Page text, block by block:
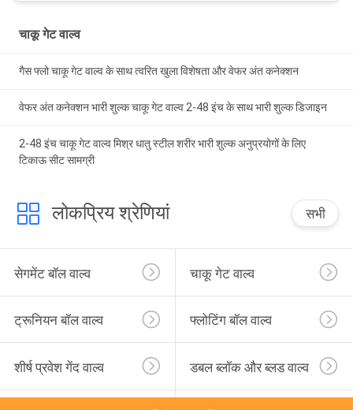
चाकू गेट वाल्व
गैस फ्लो चाकू गेट वाल्व के साथ त्वरित खुला विशेषता और वेफर अंत कनेक्शन
वेफर अंत कनेक्शन भारी शुल्क चाकू गेट वाल्व 2-48 इंच के साथ भारी शुल्क डिजाइन
2-48 इंच चाकू गेट वाल्व मिश्र धातु स्टील शरीर भारी शुल्क अनुप्रयोगों के लिए
टिकाऊ सीट सामग्री
लोकप्रिय श्रेणियां सभी
सेगमेंट बॉल वाल्व चाकू गेट वाल्व
ट्रूनियन बॉल वाल्व फ्लोटिंग बॉल वाल्व
शीर्ष प्रवेश गेंद वाल्व डबल ब्लॉक और ब्लड वाल्व